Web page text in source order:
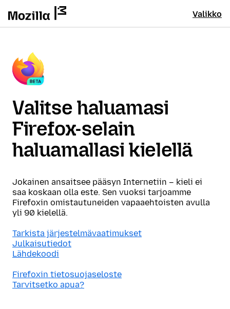
Valikko
Valitse haluamasi
Firefox-selain
haluamallasi kielellä
Jokainen ansaitsee pääsyn Internetiin – kieli ei
saa koskaan olla este. Sen vuoksi tarjoamme
Firefoxin omistautuneiden vapaaehtoisten avulla
yli 90 kielellä.
Tarkista järjestelmävaatimukset
Julkaisutiedot
Lähdekoodi
Firefoxin tietosuojaseloste
Tarvitsetko apua?